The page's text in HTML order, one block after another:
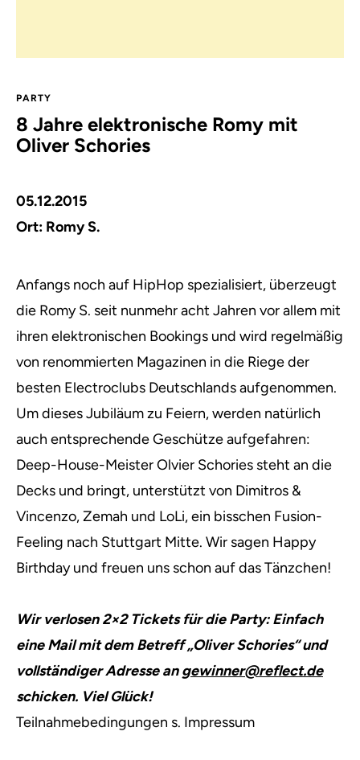
PARTY
8 Jahre elektronische Romy mit
Oliver Schories
05.12.2015
Ort: Romy S.
Anfangs noch auf HipHop spezialisiert, überzeugt
die Romy S. seit nunmehr acht Jahren vor allem mit
ihren elektronischen Bookings und wird regelmäßig
von renommierten Magazinen in die Riege der
besten Electroclubs Deutschlands aufgenommen.
Um dieses Jubiläum zu Feiern, werden natürlich
auch entsprechende Geschütze aufgefahren:
Deep-House-Meister Olvier Schories steht an die
Decks und bringt, unterstützt von Dimitros &
Vincenzo, Zemah und LoLi, ein bisschen Fusion-
Feeling nach Stuttgart Mitte. Wir sagen Happy
Birthday und freuen uns schon auf das Tänzchen!
Wir verlosen 2×2 Tickets für die Party: Einfach
eine Mail mit dem Betreff „Oliver Schories“ und
vollständiger Adresse angewinner@reflect.de
schicken. Viel Glück!
Teilnahmebedingungen s. Impressum